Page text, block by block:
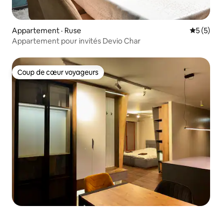
Appartement · Ruse Note
5 (5)
Appartement pour invités Devio Char
Coup de cœur voyageurs
Coup de cœur voyageurs